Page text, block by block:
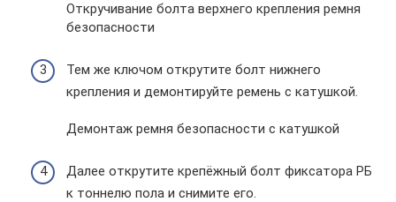
Откручивание болта верхнего крепления ремня
безопасности
Тем же ключом открутите болт нижнего
крепления и демонтируйте ремень с катушкой.
Демонтаж ремня безопасности с катушкой
Далее открутите крепёжный болт фиксатора РБ
к тоннелю пола и снимите его.